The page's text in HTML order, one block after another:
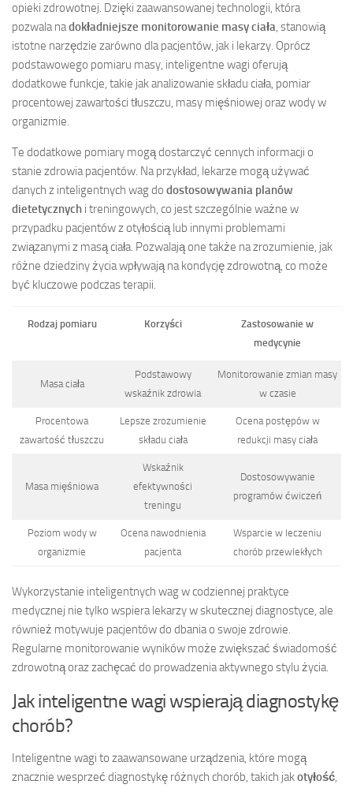
opieki zdrowotnej. Dzięki zaawansowanej technologii, która
pozwala nadokładniejsze monitorowanie masy ciała, stanowią
istotne narzędzie zarówno dla pacjentów, jak i lekarzy. Oprócz
podstawowego pomiaru masy, inteligentne wagi oferują
dodatkowe funkcje, takie jak analizowanie składu ciała, pomiar
procentowej zawartości tłuszczu, masy mięśniowej oraz wody w
organizmie.
Te dodatkowe pomiary mogą dostarczyć cennych informacji o
stanie zdrowia pacjentów. Na przykład, lekarze mogą używać
danych z inteligentnych wag do dostosowywania planów
dietetycznych i treningowych, co jest szczególnie ważne w
przypadku pacjentów z otyłością lub innymi problemami
związanymi z masą ciała. Pozwalają one także na zrozumienie, jak
różne dziedziny życia wpływają na kondycję zdrowotną, co może
być kluczowe podczas terapii.
Rodzaj pomiaru Korzyści
Zastosowanie w
medycynie
Masa ciała
Podstawowy
wskaźnik zdrowia
Monitorowanie zmian masy
w czasie
Procentowa
zawartość tłuszczu
Lepsze zrozumienie
składu ciała
Ocena postępów w
redukcji masy ciała
Masa mięśniowa
Wskaźnik
efektywności
treningu
Dostosowywanie
programów ćwiczeń
Poziom wody w
organizmie
Ocena nawodnienia
pacjenta
Wsparcie w leczeniu
chorób przewlekłych
Wykorzystanie inteligentnych wag w codziennej praktyce
medycznej nie tylko wspiera lekarzy w skutecznej diagnostyce, ale
również motywuje pacjentów do dbania o swoje zdrowie.
Regularne monitorowanie wyników może zwiększać świadomość
zdrowotną oraz zachęcać do prowadzenia aktywnego stylu życia.
Jak inteligentne wagi wspierają diagnostykę
chorób?
Inteligentne wagi to zaawansowane urządzenia, które mogą
znacznie wesprzeć diagnostykę różnych chorób, takich jakotyłość,